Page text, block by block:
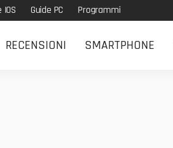
IOS Guide PC Programmi
RECENSIONI SMARTPHONE